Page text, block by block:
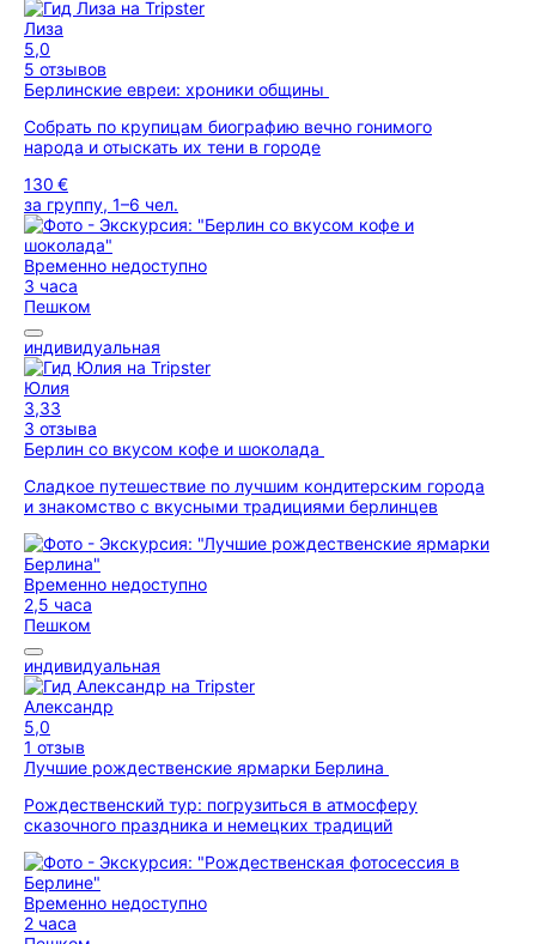
Лиза
5,0
5 отзывов
Берлинские евреи: хроники общины
Собрать по крупицам биографию вечно гонимого
народа и отыскать их тени в городе
130 €
за группу, 1–6 чел.
Временно недоступно
3 часа
Пешком
индивидуальная
Юлия
3,33
3 отзыва
Берлин со вкусом кофе и шоколада
Сладкое путешествие по лучшим кондитерским города
и знакомство с вкусными традициями берлинцев
Временно недоступно
2,5 часа
Пешком
индивидуальная
Александр
5,0
1 отзыв
Лучшие рождественские ярмарки Берлина
Рождественский тур: погрузиться в атмосферу
сказочного праздника и немецких традиций
Временно недоступно
2 часа